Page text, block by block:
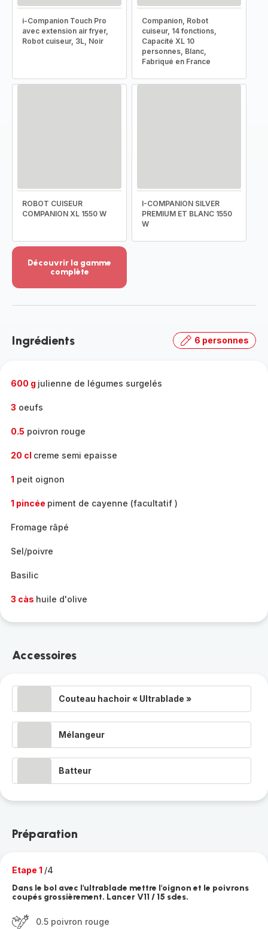
i-Companion Touch Pro
avec extension air fryer,
Robot cuiseur, 3L, Noir
Companion, Robot
cuiseur, 14 fonctions,
Capacité XL 10
personnes, Blanc,
Fabriqué en France
ROBOT CUISEUR
COMPANION XL 1550 W
I-COMPANION SILVER
PREMIUM ET BLANC 1550
W
Découvrir la gamme
complète
-
gamme
Ingrédients 6 personnes
600 g julienne de légumes surgelés
3 oeufs
0.5 poivron rouge
20 cl creme semi epaisse
1 peit oignon
1 pincée piment de cayenne (facultatif )
Fromage râpé
Sel/poivre
Basilic
3 càs huile d'olive
Accessoires
Couteau hachoir « Ultrablade »
Mélangeur
Batteur
Préparation
Etape 1 /4
Dans le bol avec l'ultrablade mettre l'oignon et le poivrons
coupés grossièrement. Lancer V11 / 15 sdes.
0.5 poivron rouge